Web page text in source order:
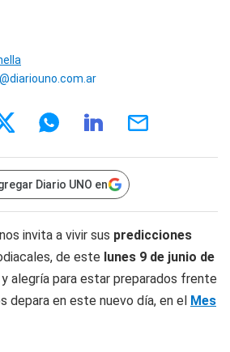
Diario UNO en
nos invita a vivir sus predicciones
de este lunes 9 de junio de
alegría para estar preparados frente
depara en este nuevo día, en el Mes